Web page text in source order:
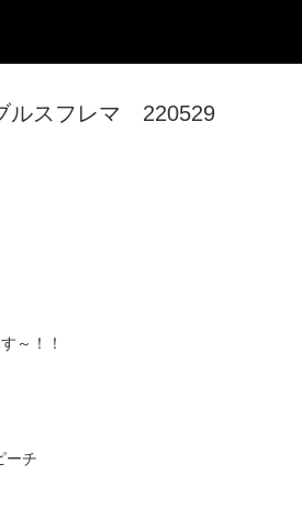
ルスフレマ 220529
～！！
チ